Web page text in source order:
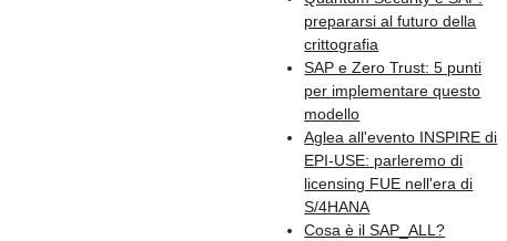
prepararsi al futuro della
crittografia
SAP e Zero Trust: 5 punti
per implementare questo
modello
Aglea all'evento INSPIRE di
EPI-USE: parleremo di
licensing FUE nell'era di
S/4HANA
Cosa è il SAP_ALL?